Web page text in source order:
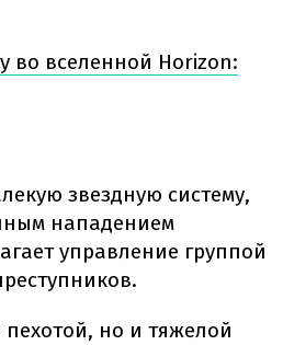
во вселенной Horizon:
звездную систему,
нападением
управление группой
пехотой, но и тяжелой